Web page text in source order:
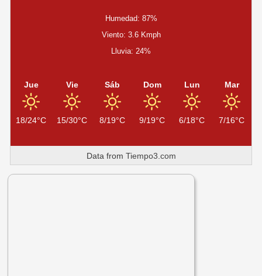
Humedad: 87%
Viento: 3.6 Kmph
Lluvia: 24%
Jue
18/24°C
Vie
15/30°C
Sáb
8/19°C
Dom
9/19°C
Lun
6/18°C
Mar
7/16°C
Data from Tiempo3.com